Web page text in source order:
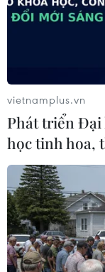
Facebook Twitter Lưu bài
Theo dõi VietnamPlus
Ngoại trưởng
vietnamplus.vn
Phát triển Đại
học tinh hoa,